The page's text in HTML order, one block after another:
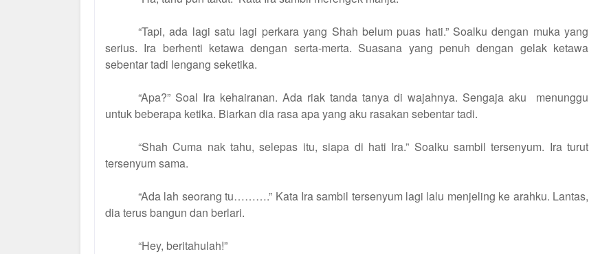
“Tapi, ada lagi satu lagi perkara yang Shah belum puas hati.” Soalku dengan muka yang
serius. Ira berhenti ketawa dengan serta-merta. Suasana yang penuh dengan gelak ketawa
sebentar tadi lengang seketika.
“Apa?” Soal Ira kehairanan. Ada riak tanda tanya di wajahnya. Sengaja aku menunggu
untuk beberapa ketika. Biarkan dia rasa apa yang aku rasakan sebentar tadi.
“Shah Cuma nak tahu, selepas itu, siapa di hati Ira.” Soalku sambil tersenyum. Ira turut
tersenyum sama.
“Ada lah seorang tu……….” Kata Ira sambil tersenyum lagi lalu menjeling ke arahku. Lantas,
dia terus bangun dan berlari.
“Hey, beritahulah!”